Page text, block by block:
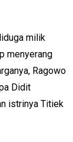
milik
menyerang
Ragowo
Didit
istrinya Titiek